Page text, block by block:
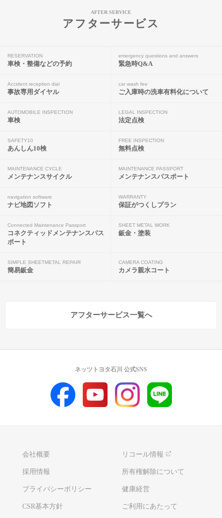
AFTER SERVICE
アフターサービス
RESERVATION
車検・整備などの予約
emergency questions and answers
緊急時Q&A
Accident reception dial
事故専用ダイヤル
car wash fee
ご入庫時の洗車有料化について
AUTOMOBILE INSPECTION
車検
LEGAL INSPECTION
法定点検
SAFETY10
あんしん10検
FREE INSPECTION
無料点検
MAINTENANCE CYCLE
メンテナンスサイクル
MAINTENANCE PASSPORT
メンテナンスパスポート
navigation software
ナビ地図ソフト
WARRANTY
保証がつくしプラン
Connected Maintenance Passport
コネクティッドメンテナンスパス
ポート
SHEET METAL WORK
鈑金・塗装
SIMPLE SHEETMETAL REPAIR
簡易鈑金
CAMERA COATING
カメラ親水コート
アフターサービス一覧へ
会社概要 リコール情報
採用情報 所有権解除について
プライバシーポリシー 健康経営
CSR基本方針 ご利用にあたって
ネッツトヨタ石川 公式SNS